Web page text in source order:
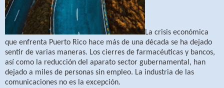
La crisis económica
que enfrenta Puerto Rico hace más de una década se ha dejado
sentir de varias maneras. Los cierres de farmacéuticas y bancos,
así como la reducción del aparato sector gubernamental, han
dejado a miles de personas sin empleo. La industria de las
comunicaciones no es la excepción.